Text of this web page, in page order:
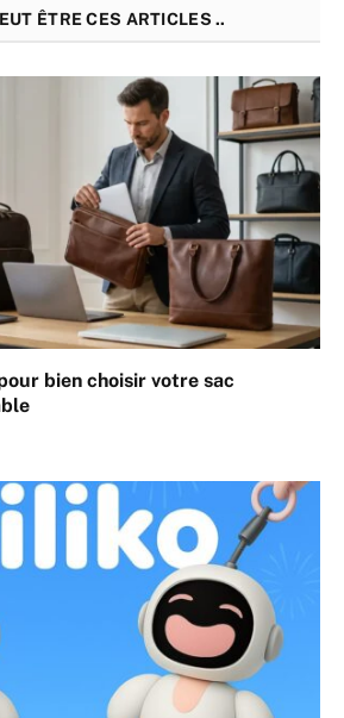
ÊTRE CES ARTICLES ..
bien choisir votre sac